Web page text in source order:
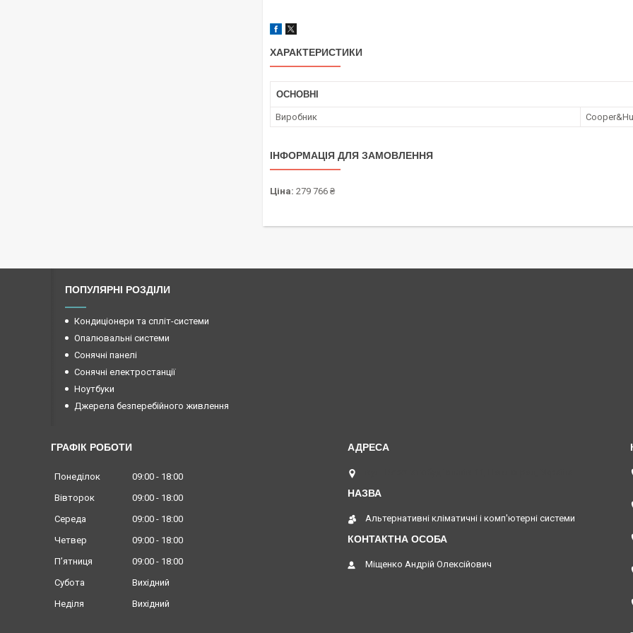
ХАРАКТЕРИСТИКИ
ОСНОВНІ
Виробник
ІНФОРМАЦІЯ ДЛЯ ЗАМОВЛЕННЯ
Ціна: 279 766 ₴
ПОПУЛЯРНІ РОЗДІЛИ
Кондиціонери та спліт-системи
Опалювальні системи
Сонячні панелі
Сонячні електростанції
Ноутбуки
Джерела безперебійного живлення
ГРАФІК РОБОТИ
Понеділок 09:00
18:00
Вівторок
09:00
18:00
Середа
09:00
18:00
Четвер
09:00
18:00
Пʼятниця
09:00
18:00
Субота
Вихідний
Неділя
Вихідний
Альтернативні кліматичні і комп'ютерні системи
Міщенко Андрій Олексійович